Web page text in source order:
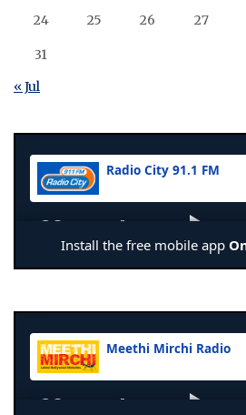
24 25 26 27
31
« Jul